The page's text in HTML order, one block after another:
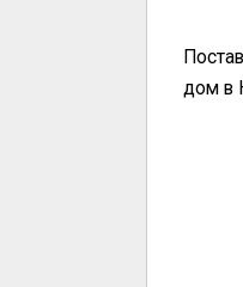
дом в